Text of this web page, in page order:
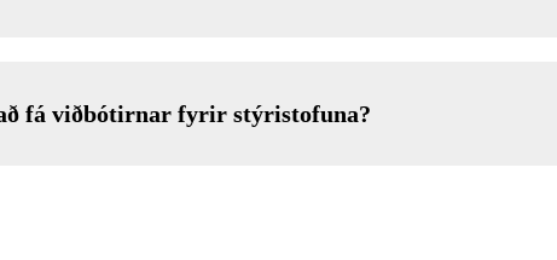
fá viðbótirnar fyrir stýristofuna?